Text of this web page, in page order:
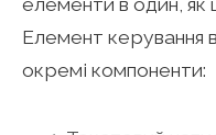
Елемент керування
окремі компоненти: